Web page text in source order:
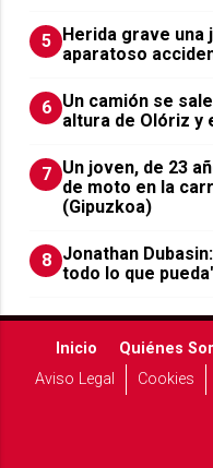
5 Herida grave una
aparatoso
6 Un camión se
altura de Olóriz y
7 Un joven, de 23
de moto en la
(Gipuzkoa)
8 Jonathan
todo lo que
Inicio Quiénes
Aviso Legal
Cookies